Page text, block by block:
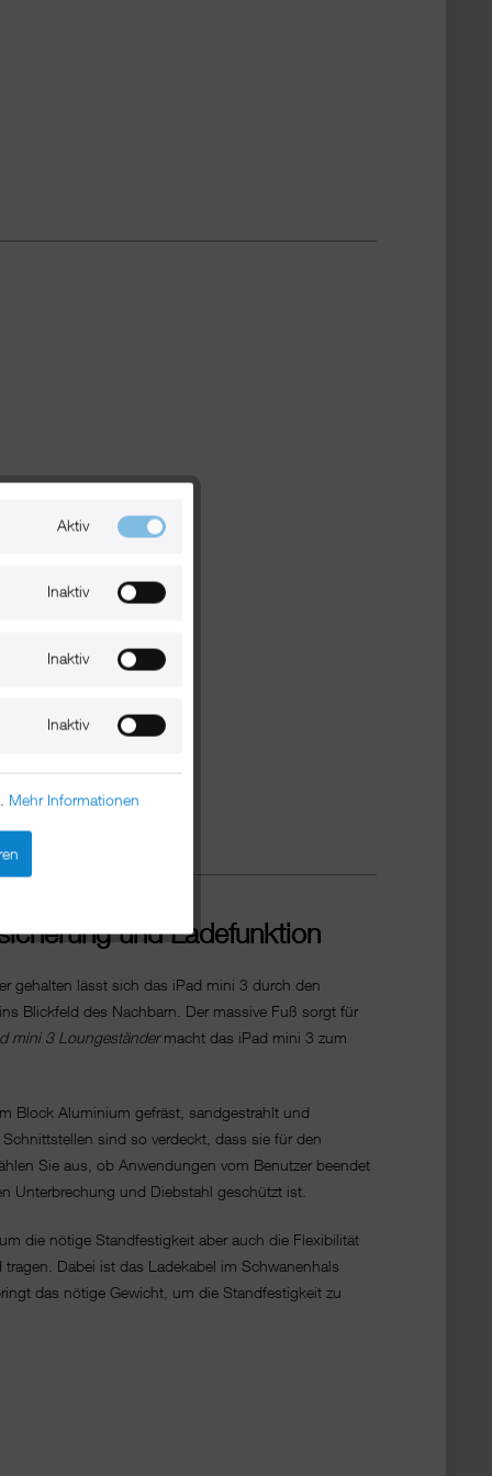
und Ladefunktion
gehalten lässt sich das iPad mini 3 durch den
Blickfeld des Nachbarn. Der massive Fuß sorgt für
mini 3 Loungeständermacht das iPad mini 3 zum
Block Aluminium gefräst, sandgestrahlt und
sind so verdeckt, dass sie für den
Sie aus, ob Anwendungen vom Benutzer beendet
Unterbrechung und Diebstahl geschützt ist.
die nötige Standfestigkeit aber auch die Flexibilität
Dabei ist das Ladekabel im Schwanenhals
das nötige Gewicht, um die Standfestigkeit zu
Aktiv
Inaktiv
Inaktiv
Inaktiv
Mehr Informationen